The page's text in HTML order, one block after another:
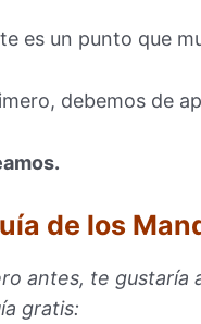
es un punto que
debemos de
de los
antes, te gustaría
gratis: